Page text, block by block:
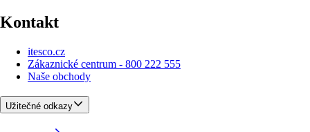
Kontakt
itesco.cz
Zákaznické centrum - 800 222 555
Naše obchody
Užitečné odkazy